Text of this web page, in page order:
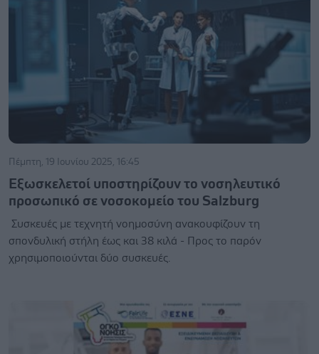
Πέμπτη, 19 Ιουνίου 2025, 16:45
Εξωσκελετοί υποστηρίζουν το νοσηλευτικό
προσωπικό σε νοσοκομείο του Salzburg
Συσκευές με τεχνητή νοημοσύνη ανακουφίζουν τη
σπονδυλική στήλη έως και 38 κιλά - Προς το παρόν
χρησιμοποιούνται δύο συσκευές.